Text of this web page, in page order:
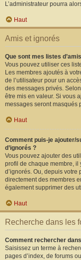
L’administrateur pourra
Haut
Amis et ignorés
Que sont mes listes
Vous pouvez utiliser ces
Les membres ajoutés à
de l’utilisateur pour un
des messages privés.
être mis en valeur. Si vous
messages seront masqués
Haut
Comment puis-je ajouter/
d’ignorés ?
Vous pouvez ajouter des
profil de chaque membre, il
d’ignorés. Ou, depuis votre
directement des membres
également supprimer des
Haut
Recherche dans les
Comment rechercher
Saisissez un terme à
pages d’index, de forums